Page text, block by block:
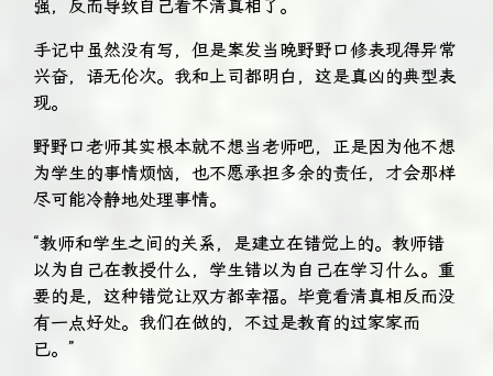
强，反而导致自己看不清真相了。
手记中虽然没有写，但是案发当晚野野口修表现得异常
兴奋，语无伦次。我和上司都明白，这是真凶的典型表
现。
野野口老师其实根本就不想当老师吧，正是因为他不想
为学生的事情烦恼，也不愿承担多余的责任，才会那样
尽可能冷静地处理事情。
“教师和学生之间的关系，是建立在错觉上的。教师错
以为自己在教授什么，学生错以为自己在学习什么。重
要的是，这种错觉让双方都幸福。毕竟看清真相反而没
有一点好处。我们在做的，不过是教育的过家家而
已。”